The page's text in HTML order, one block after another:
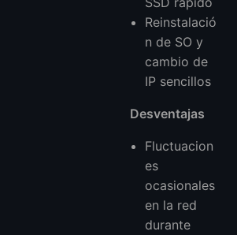
Reinstalació
n de SO y
cambio de
IP sencillos
Desventajas
Fluctuacion
es
ocasionales
en la red
durante